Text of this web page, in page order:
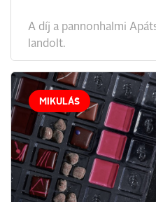
A díj a pannonhalmi
landolt.
MIKULÁS